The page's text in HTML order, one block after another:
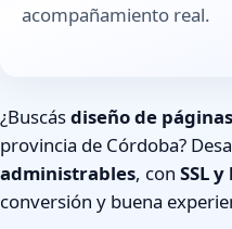
acompañamiento real.
¿Buscásdiseño de
provincia de Córdoba?
administrables, con SSL
conversión y buena